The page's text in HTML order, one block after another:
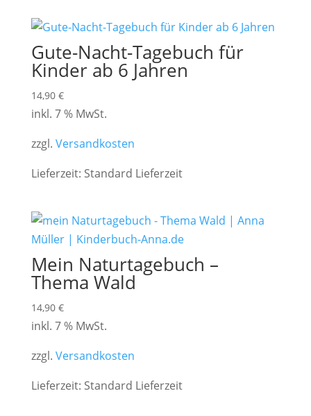
Gute-Nacht-Tagebuch für
Kinder ab 6 Jahren
14,90 €
inkl. 7 % MwSt.
zzgl. Versandkosten
Lieferzeit: Standard Lieferzeit
Mein Naturtagebuch –
Thema Wald
14,90 €
inkl. 7 % MwSt.
zzgl. Versandkosten
Lieferzeit: Standard Lieferzeit